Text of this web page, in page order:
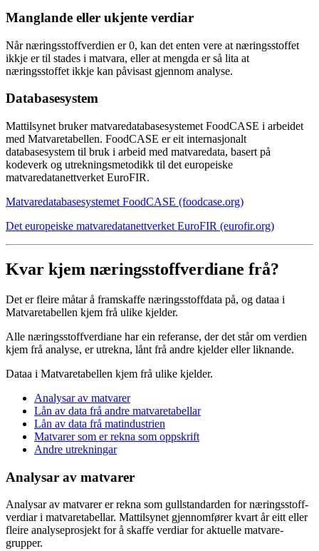
Manglande eller ukjente verdiar
Når næringsstoffverdien er 0, kan det enten vere at næringsstoffet
ikkje er til stades i matvara, eller at mengda er så lita at
næringsstoffet ikkje kan påvisast gjennom analyse.
Databasesystem
Mattilsynet bruker matvaredatabasesystemet FoodCASE i arbeidet
med Matvaretabellen. FoodCASE er eit internasjonalt
databasesystem til bruk i arbeid med matvaredata, basert på
kodeverk og utrekningsmetodikk til det europeiske
matvaredatanettverket EuroFIR.
Matvaredatabasesystemet FoodCASE (foodcase.org)
Det europeiske matvaredatanettverket EuroFIR (eurofir.org)
Kvar kjem næringsstoffverdiane frå?
Det er fleire måtar å framskaffe næringsstoffdata på, og dataa i
Matvaretabellen kjem frå ulike kjelder.
Alle næringsstoff­verdiane har ein referanse, der det står om verdien
kjem frå analyse, er utrekna, lånt frå andre kjelder eller liknande.
Dataa i Matvaretabellen kjem frå ulike kjelder.
Analysar av matvarer
Lån av data frå andre matvare­tabellar
Lån av data frå matindustrien
Matvarer som er rekna som oppskrift
Andre utrekningar
Analysar av matvarer
Analysar av matvarer er rekna som gullstandarden for næringsstoff­
verdiar i matvare­tabellar. Mattilsynet gjennomfører kvart år eitt eller
fleire analyse­prosjekt for å skaffe verdiar for aktuelle matvare­
grupper.